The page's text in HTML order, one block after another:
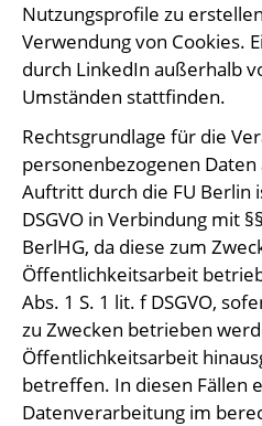
Nutzungsprofile zu
Verwendung von Cookies.
durch LinkedIn außerhalb
Umständen stattfinden.
Rechtsgrundlage für die
personenbezogenen
Auftritt durch die FU Berlin
DSGVO in Verbindung mit
BerlHG, da diese zum
Öffentlichkeitsarbeit
Abs. 1 S. 1 lit. f DSGVO,
zu Zwecken betrieben
Öffentlichkeitsarbeit
betreffen. In diesen Fällen
Datenverarbeitung im